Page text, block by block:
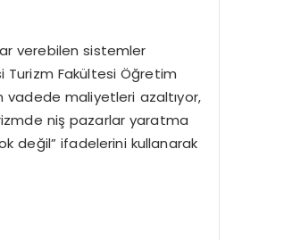
verebilen sistemler
Turizm Fakültesi Öğretim
vadede maliyetleri azaltıyor,
niş pazarlar yaratma
değil” ifadelerini kullanarak